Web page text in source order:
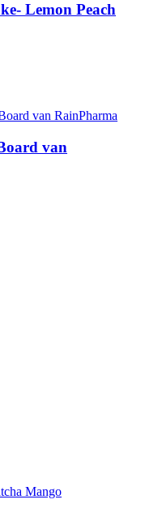
Lemon Peach
van